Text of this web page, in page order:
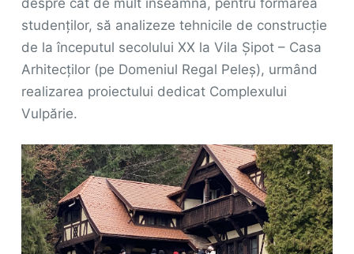
studenților, să analizeze tehnicile de construcție
de la începutul secolului XX la Vila Șipot – Casa
Arhitecților (pe Domeniul Regal Peleș), urmând
realizarea proiectului dedicat Complexului
Vulpărie.